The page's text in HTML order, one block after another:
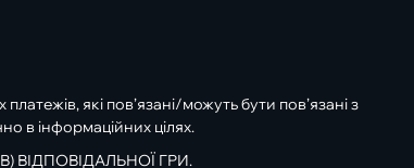
які пов’язані/можуть бути пов’язані з
в інформаційних цілях.
ВІДПОВІДАЛЬНОЇ ГРИ.